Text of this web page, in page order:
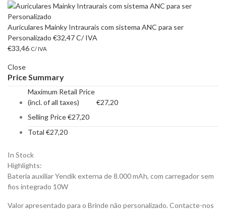
Auriculares Mainky Intraurais com sistema ANC para ser
Personalizado €32,47C/ IVA
€33,46 C/ IVA
Close
Price Summary
Maximum Retail Price
(incl. of all taxes)
€27,20
Selling Price€27,20
Total €27,20
In Stock
Highlights:
Bateria auxiliar Yendik externa de 8.000 mAh, com carregador sem
fios integrado 10W
Valor apresentado para o Brinde não personalizado. Contacte-nos